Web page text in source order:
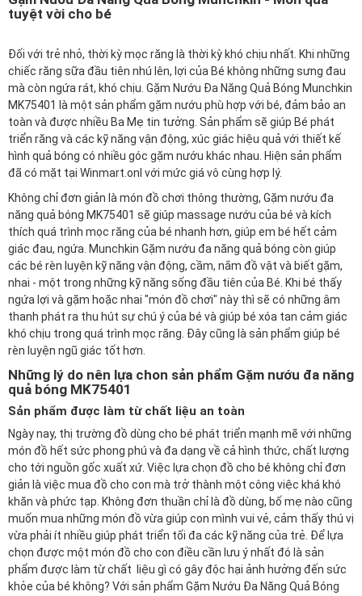
tuyệt vời cho bé
Đối với trẻ nhỏ, thời kỳ mọc răng là thời kỳ khó chịu nhất. Khi những
chiếc răng sữa đầu tiên nhú lên, lợi của Bé không những sưng đau
mà còn ngứa rát, khó chịu. Gặm Nướu Đa Năng Quả Bóng Munchkin
MK75401 là một sản phẩm gặm nướu phù hợp với bé, đảm bảo an
toàn và được nhiều Ba Mẹ tin tưởng. Sản phẩm sẽ giúp Bé phát
triển răng và các kỹ năng vận động, xúc giác hiệu quả với thiết kế
hình quả bóng có nhiều góc gặm nướu khác nhau. Hiện sản phẩm
đã có mặt tại Winmart.onl với mức giá vô cùng hợp lý.
Không chỉ đơn giản là món đồ chơi thông thường, Gặm nướu đa
năng quả bóng MK75401 sẽ giúp massage nướu của bé và kích
thích quá trình mọc răng của bé nhanh hơn, giúp em bé hết cảm
giác đau, ngứa. Munchkin Gặm nướu đa năng quả bóng còn giúp
các bé rèn luyện kỹ năng vận động, cầm, nắm đồ vật và biết gặm,
nhai - một trong những kỹ năng sống đầu tiên của Bé. Khi bé thấy
ngứa lợi và gặm hoặc nhai "món đồ chơi" này thì sẽ có những âm
thanh phát ra thu hút sự chú ý của bé và giúp bé xóa tan cảm giác
khó chịu trong quá trình mọc răng. Đây cũng là sản phẩm giúp bé
rèn luyện ngũ giác tốt hơn.
Những lý do nên lựa chon sản phẩm Gặm nướu đa năng
quả bóng MK75401
Sản phẩm được làm từ chất liệu an toàn
Ngày nay, thị trường đồ dùng cho bé phát triển mạnh mẽ với những
món đồ hết sức phong phú và đa dạng về cả hình thức, chất lượng
cho tới nguồn gốc xuất xứ. Việc lựa chọn đồ cho bé không chỉ đơn
giản là việc mua đồ cho con mà trở thành một công việc khá khó
khăn và phức tạp. Không đơn thuần chỉ là đồ dùng, bố mẹ nào cũng
muốn mua những món đồ vừa giúp con mình vui vẻ, cảm thấy thú vị
vừa phải ít nhiều giúp phát triển tối đa các kỹ năng của trẻ. Để lựa
chọn được một món đồ cho con điều cần lưu ý nhất đó là sản
phẩm được làm từ chất liệu gì có gây độc hại ảnh hưởng đến sức
khỏe của bé không? Với sản phẩm Gặm Nướu Đa Năng Quả Bóng